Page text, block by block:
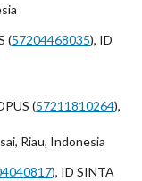
(57204468035), ID
(57211810264),
Riau, Indonesia
), ID SINTA